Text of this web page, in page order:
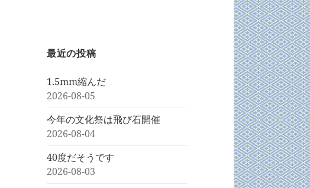
最近の投稿
1.5mm縮んだ
2026-08-05
今年の文化祭は飛び石開催
2026-08-04
40度だそうです
2026-08-03